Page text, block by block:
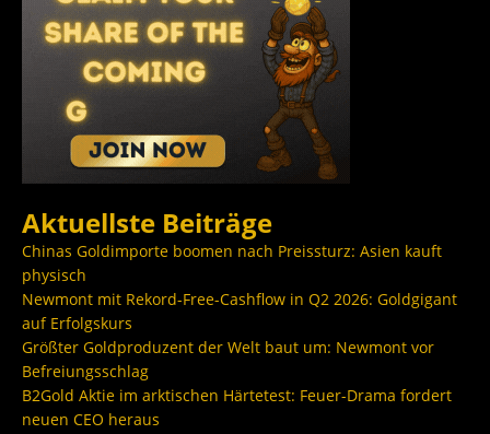
Aktuellste Beiträge
Chinas Goldimporte boomen nach Preissturz: Asien kauft
physisch
Newmont mit Rekord-Free-Cashflow in Q2 2026: Goldgigant
auf Erfolgskurs
Größter Goldproduzent der Welt baut um: Newmont vor
Befreiungsschlag
B2Gold Aktie im arktischen Härtetest: Feuer-Drama fordert
neuen CEO heraus